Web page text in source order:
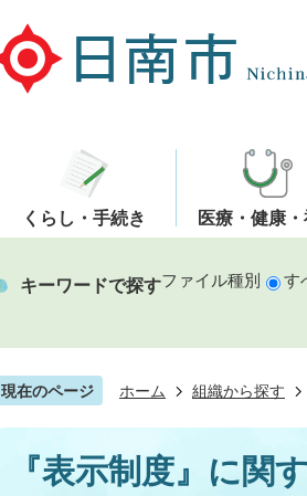
くらし・手続き 医療・健康
キーワードで探すファイル種別 す
現在のページ ホーム 組織から探す
『表示制度』に関